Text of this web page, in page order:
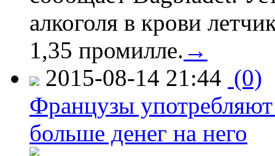
алкоголя в крови
1,35 промилле. →
2015-08-14 21:44 (0)
Французы
больше денег на него